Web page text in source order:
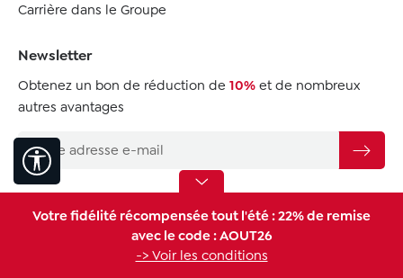
Assistance
Contactez-nous :
Carrière dans le Groupe
Newsletter
Obtenez un bon de réduction de 10% et de nombreux
autres avantages
Afficher la barre d'outils
Votre fidélité récompensée tout l'été : 22% de remise
avec le code : AOUT26
-> Voir les conditions